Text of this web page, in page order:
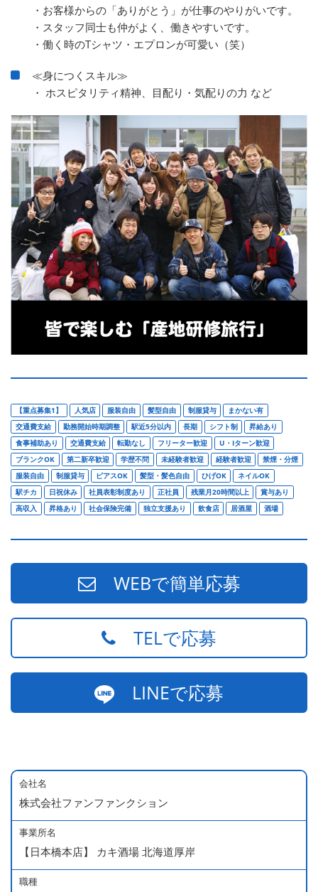
・お客様からの「ありがとう」が仕事のやりがいです。
・スタッフ同士も仲がよく、働きやすいです。
・働く時のTシャツ・エプロンが可愛い（笑）
≪身につくスキル≫
・ ホスピタリティ精神、目配り・気配りの力 など
【重点募集1】 人気店 服装自由 髪型自由 制服貸与
まかない有
交通費支給
勤務開始時期調整 駅近5分以内 長期 シフト制
昇給あり
食事補助あり
交通費支給 転勤なし フリーター歓迎
U・Iターン歓迎
ブランクOK
第二新卒歓迎 学歴不問 未経験者歓迎 経験者歓迎
禁煙・分煙
服装自由
制服貸与 ピアスOK 髪型・髪色自由 ひげOK
ネイルOK
駅チカ
日祝休み 社員表彰制度あり 正社員 残業月20時間以上
賞与あり
高収入
昇格あり 社会保険完備 独立支援あり 飲食店 居酒屋 酒場
WEBで簡単応募
TELで応募
LINEで応募
会社名
株式会社ファンファンクション
事業所名
【日本橋本店】 カキ酒場 北海道厚岸
職種